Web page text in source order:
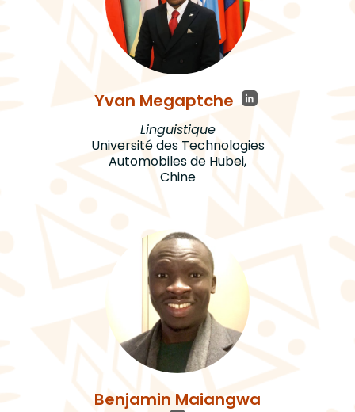
Yvan Megaptche
Linguistique
Université des Technologies
Automobiles de Hubei,
Chine
Benjamin Maiangwa